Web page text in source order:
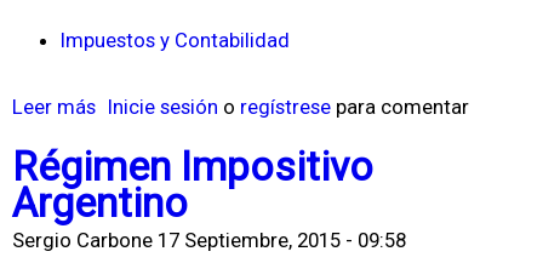
.
l
i
z
Impuestos y Contabilidad
Leer más
b
r
e
Inicie sesión o regístrese para comentar
Régimen Impositivo
Argentino
Sergio Carbone 17 Septiembre, 2015 - 09:58